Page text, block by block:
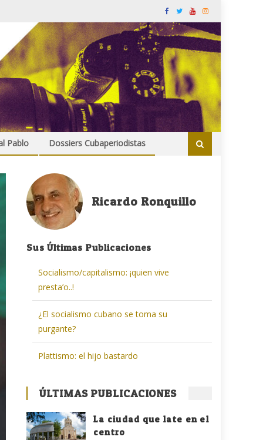
Pablo Dossiers Cubaperiodistas
Ricardo Ronquillo
Sus Últimas Publicaciones
Socialismo/capitalismo: ¡quien vive
presta’o..!
¿El socialismo cubano se toma su
purgante?
Plattismo: el hijo bastardo
ÚLTIMAS PUBLICACIONES
La ciudad que late en el
centro